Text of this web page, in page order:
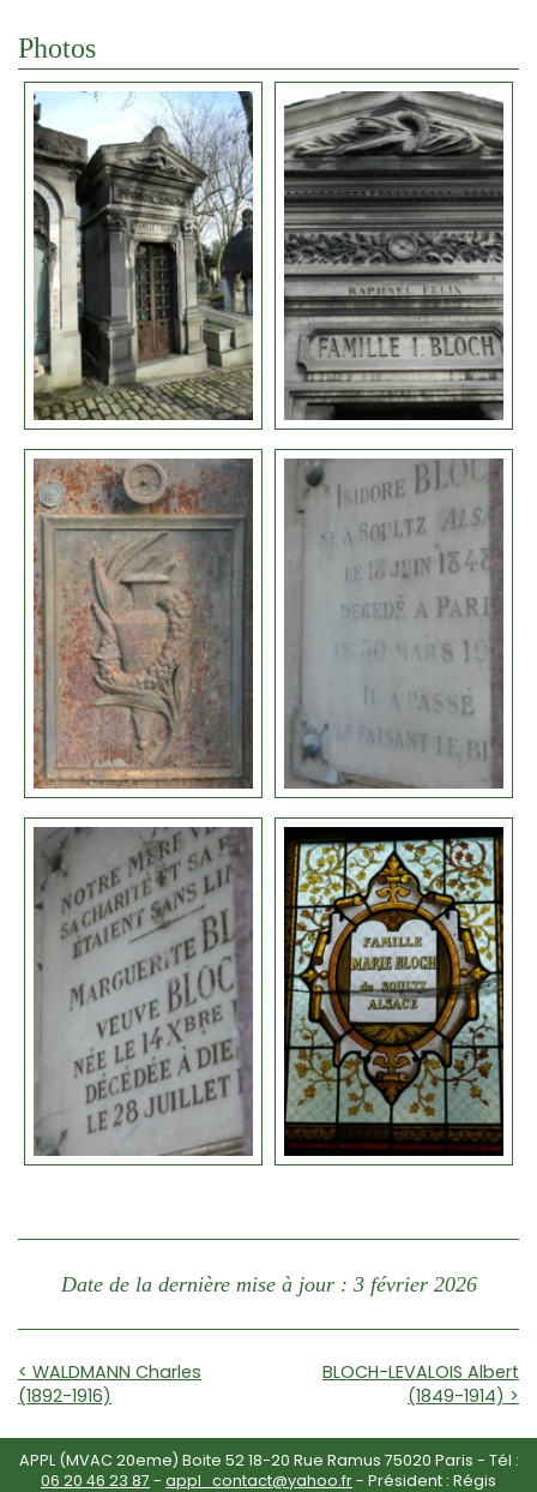
Photos
Date de la dernière mise à jour : 3 février 2026
< WALDMANN Charles
(1892-1916)
BLOCH-LEVALOIS Albert
(1849-1914) >
APPL (MVAC 20eme) Boite 52 18-20 Rue Ramus 75020 Paris - Tél :
06 20 46 23 87 - appl_contact@yahoo.fr- Président : Régis